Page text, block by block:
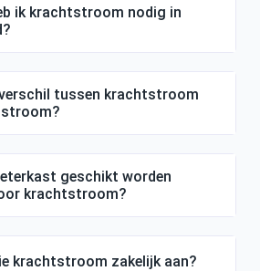
ik krachtstroom nodig in
tussen krachtstroom
stroom?
geschikt worden
krachtstroom?
krachtstroom zakelijk aan?